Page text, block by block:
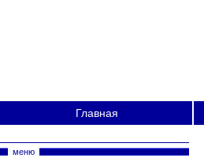
Главная
меню